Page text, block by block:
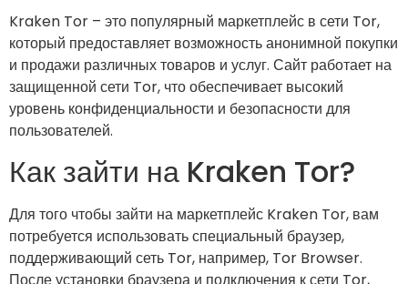
Kraken Tor – это популярный маркетплейс в сети Tor,
который предоставляет возможность анонимной покупки
и продажи различных товаров и услуг. Сайт работает на
защищенной сети Tor, что обеспечивает высокий
уровень конфиденциальности и безопасности для
пользователей.
Как зайти на Kraken Tor?
Для того чтобы зайти на маркетплейс Kraken Tor, вам
потребуется использовать специальный браузер,
поддерживающий сеть Tor, например, Tor Browser.